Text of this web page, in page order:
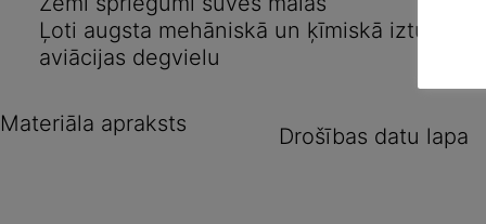
Ļoti augsta mehāniskā un ķīmiskā izturība,
aviācijas degvielu
Materiāla apraksts Drošības datu lapa